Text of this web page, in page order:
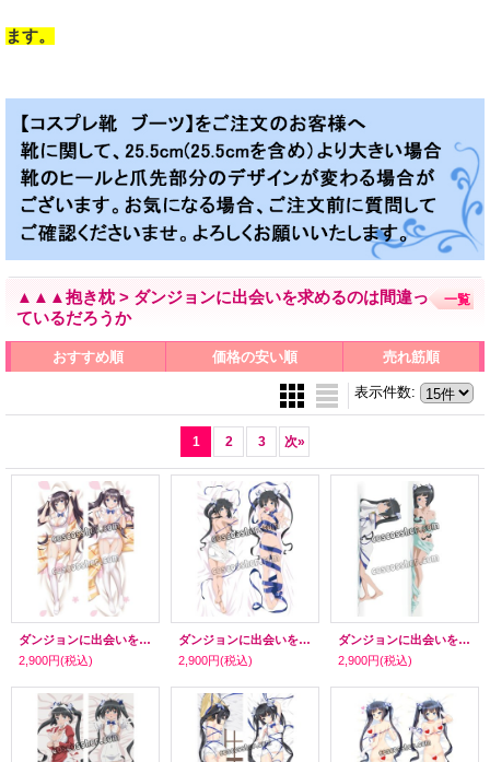
ます。
▲▲▲抱き枕 > ダンジョンに出会いを求めるのは間違っ
ているだろうか
一覧
おすすめ順 価格の安い順 売れ筋順
表示件数:
1 2 3 次»
ダンジョンに出会いを求めるのは間違っているだろうか ヘスティア風 26 ●等身大 抱き枕カバー
2,900円(税込)
ダンジョンに出会いを求めるのは間違っているだろうか ヘスティア風 25 ●等身大 抱き枕カバー
2,900円(税込)
ダンジョンに出会いを求めるのは間違っているだろうか ヘスティア風 24 ●等身大 抱き枕カバー
2,900円(税込)